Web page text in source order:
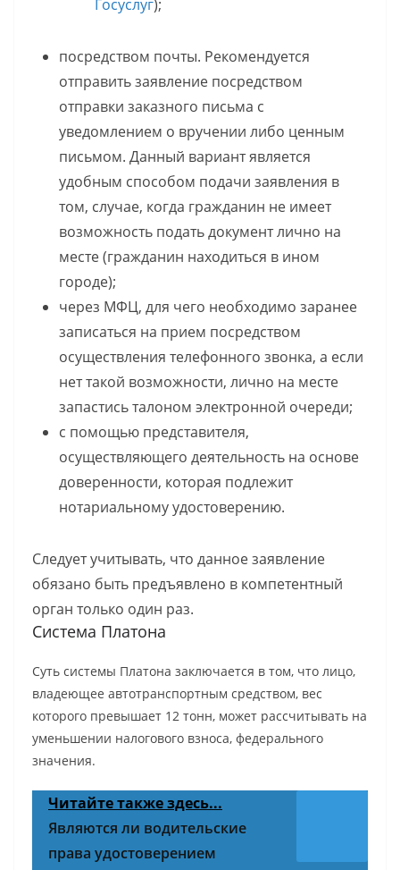
Госуслуг);
посредством почты. Рекомендуется
отправить заявление посредством
отправки заказного письма с
уведомлением о вручении либо ценным
письмом. Данный вариант является
удобным способом подачи заявления в
том, случае, когда гражданин не имеет
возможность подать документ лично на
месте (гражданин находиться в ином
городе);
через МФЦ, для чего необходимо заранее
записаться на прием посредством
осуществления телефонного звонка, а если
нет такой возможности, лично на месте
запастись талоном электронной очереди;
с помощью представителя,
осуществляющего деятельность на основе
доверенности, которая подлежит
нотариальному удостоверению.
Следует учитывать, что данное заявление
обязано быть предъявлено в компетентный
орган только один раз.
Система Платона
Суть системы Платона заключается в том, что лицо,
владеющее автотранспортным средством, вес
которого превышает 12 тонн, может рассчитывать на
уменьшении налогового взноса, федерального
значения.
Читайте также здесь...
Являются ли водительские
права удостоверением